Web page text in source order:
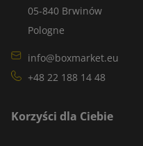
05-840 Brwinów
Pologne
info@boxmarket.eu
+48 22 188 14 48
Korzyści dla Ciebie